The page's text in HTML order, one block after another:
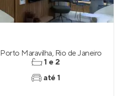
Porto Maravilha, Rio de Janeiro
1 e 2
até 1